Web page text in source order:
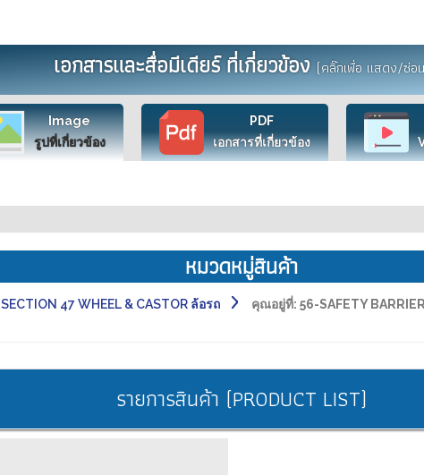
เอกสารและสื่อมีเดียร์ ที่เกี่ยวข้อง(คลิ๊กเพื่อ แสดง/ซ่อ
Image
รูปที่เกี่ยวข้อง
PDF
เอกสารที่เกี่ยวข้อง
หมวดหมู่สินค้า
SECTION 47 WHEEL & CASTOR ล้อรถ คุณอยู่ที่: 56-SAFETY
รายการสินค้า (PRODUCT LIST)